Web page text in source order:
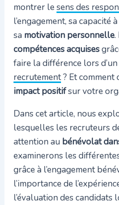
montrer lesens des
l’engagement, sa capacité
sa motivation personnelle.
compétences acquises
faire la différence lors d’un
recrutement? Et comment
impact positifsur votre
Dans cet article, nous
lesquelles les recruteurs
attention au bénévolat
examinerons les
grâce à l’engagement
l’importance de
l’évaluation des candidats